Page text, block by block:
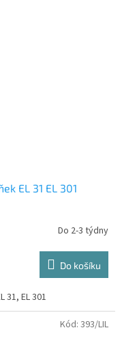
EL 31 EL 301
Do 2-3 týdny
Do košíku
31, EL 301
Kód: 393/LIL